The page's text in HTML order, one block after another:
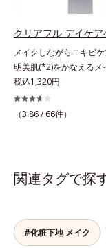
複合成分配合＝肌を保護
防ぐ複合成分 ※ ビル
キス、タベブイアインペ
皮エキス*4 グリセリルグ
ルジメチコン）クロスポ
メチコン（カバー成分）
る1本6役。時短メイク
* メラニンの生成を抑え
バカスを防ぐ
クリアフル デイケア
メイクしながらニキビ
明美肌(*2)をかなえるメ
ス。ニキビがあると、メ
ビに良くないのではない
なりがち。しかし何も塗
ケアシリーズと同様のニ
レイに見せたい”が同時
ます。ピンク味のあるベ
税込1,320円
（3.86 / 66件）
関連タグで探
#化粧下地 メイク